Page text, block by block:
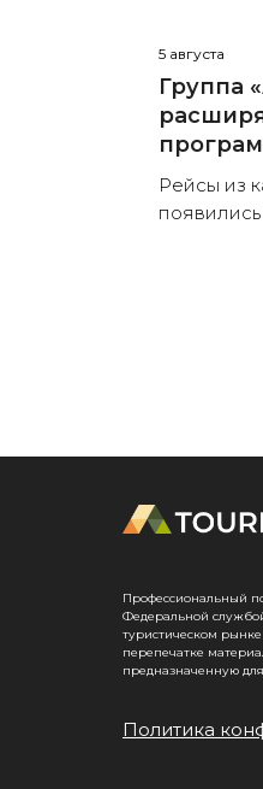
5 августа
Группа
Рейсы из
Профессиональный
Федеральной
туристическом
перепечатке
предназначенную
Политика